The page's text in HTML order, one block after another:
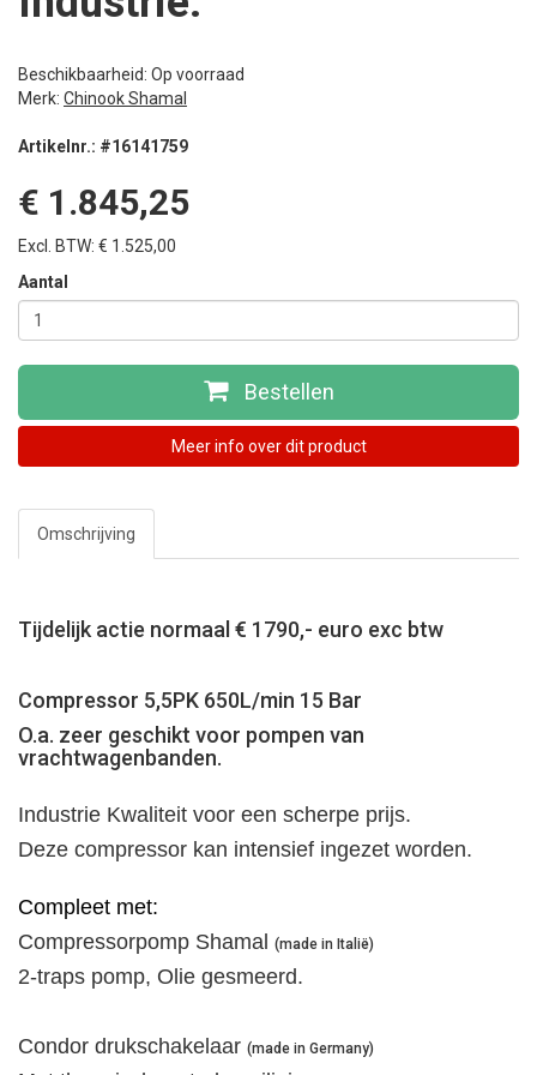
Beschikbaarheid: Op voorraad
Merk: Chinook Shamal
Artikelnr.: #16141759
€ 1.845,25
Excl. BTW: € 1.525,00
Aantal
Bestellen
Meer info over dit product
Omschrijving
Tijdelijk actie normaal € 1790,- euro exc btw
Compressor 5,5PK 650L/min 15 Bar
O.a. zeer geschikt voor pompen van
vrachtwagenbanden.
Industrie Kwaliteit voor een scherpe prijs.
Deze compressor kan intensief ingezet worden.
Compleet met:
Compressorpomp Shamal
(made in Italië)
2-traps pomp, Olie gesmeerd.
Condor drukschakelaar (made in Germany)